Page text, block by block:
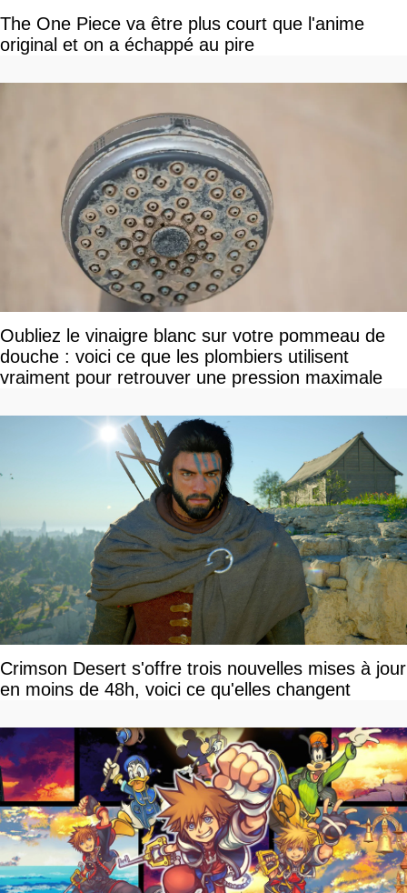
The One Piece va être plus court que l'anime
original et on a échappé au pire
Oubliez le vinaigre blanc sur votre pommeau de
douche : voici ce que les plombiers utilisent
vraiment pour retrouver une pression maximale
Crimson Desert s'offre trois nouvelles mises à jour
en moins de 48h, voici ce qu'elles changent